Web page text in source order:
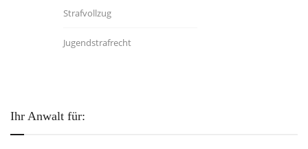
Strafvollzug
Jugendstrafrecht
Ihr Anwalt für: